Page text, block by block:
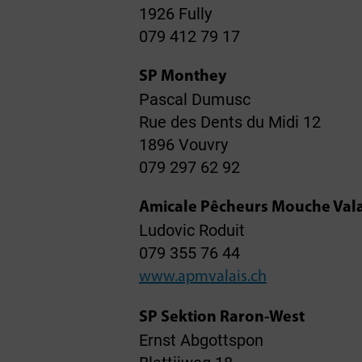
1926 Fully
079 412 79 17
SP Monthey
Pascal Dumusc
Rue des Dents du Midi 12
1896 Vouvry
079 297 62 92
Amicale Pêcheurs Mouche
Ludovic Roduit
079 355 76 44
www.apmvalais.ch
SP Sektion Raron-West
Ernst Abgottspon